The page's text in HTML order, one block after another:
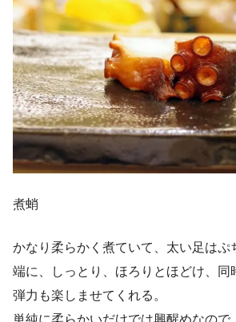
煮蛸
かなり柔らかく煮ていて、太い足はぷ
端に、しっとり、ほろりとほどけ、同
弾力も楽しませてくれる。
単純に柔らかいだけでは興醒めなので